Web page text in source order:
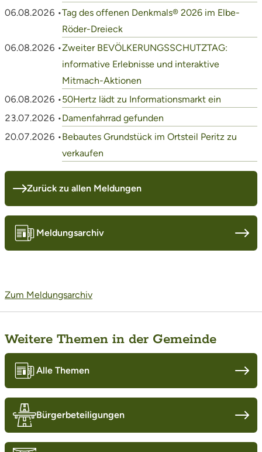
06.08.2026 •Tag des offenen Denkmals® 2026 im Elbe-
Röder-Dreieck
06.08.2026 •Zweiter BEVÖLKERUNGSSCHUTZTAG:
informative Erlebnisse und interaktive
Mitmach-Aktionen
06.08.2026 •50Hertz lädt zu Informationsmarkt ein
23.07.2026 •Damenfahrrad gefunden
20.07.2026 •Bebautes Grundstück im Ortsteil Peritz zu
verkaufen
Zurück zu allen Meldungen
Meldungsarchiv
Zum Meldungsarchiv
Weitere Themen in der Gemeinde
Alle Themen
Bürgerbeteiligungen